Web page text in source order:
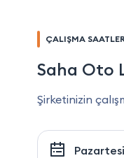
ÇALIŞMA
Saha Oto
Şirketinizin
Pazartesi